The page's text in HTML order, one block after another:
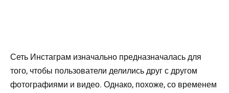
Сеть Инстаграм изначально предназначалась для
того, чтобы пользователи делились друг с другом
фотографиями и видео. Однако, похоже, со временем